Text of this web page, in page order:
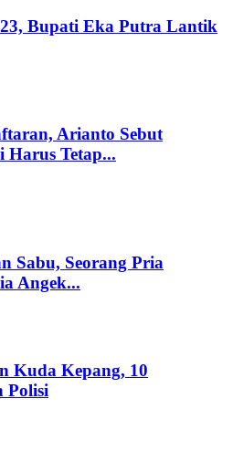
Bupati Eka Putra Lantik
Arianto Sebut
Harus Tetap...
Sabu, Seorang Pria
Angek...
Kuda Kepang, 10
Polisi